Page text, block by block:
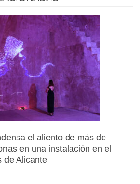
el aliento de más de
en una instalación en el
de Alicante